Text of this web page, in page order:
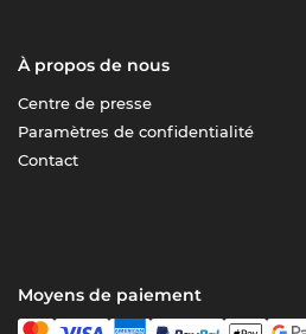
À propos de nous
Centre de presse
Paramètres de confidentialité
Contact
Moyens de paiement